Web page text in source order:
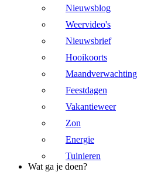
Nieuwsblog
Weervideo's
Nieuwsbrief
Hooikoorts
Maandverwachting
Feestdagen
Vakantieweer
Zon
Energie
Tuinieren
Wat ga je doen?